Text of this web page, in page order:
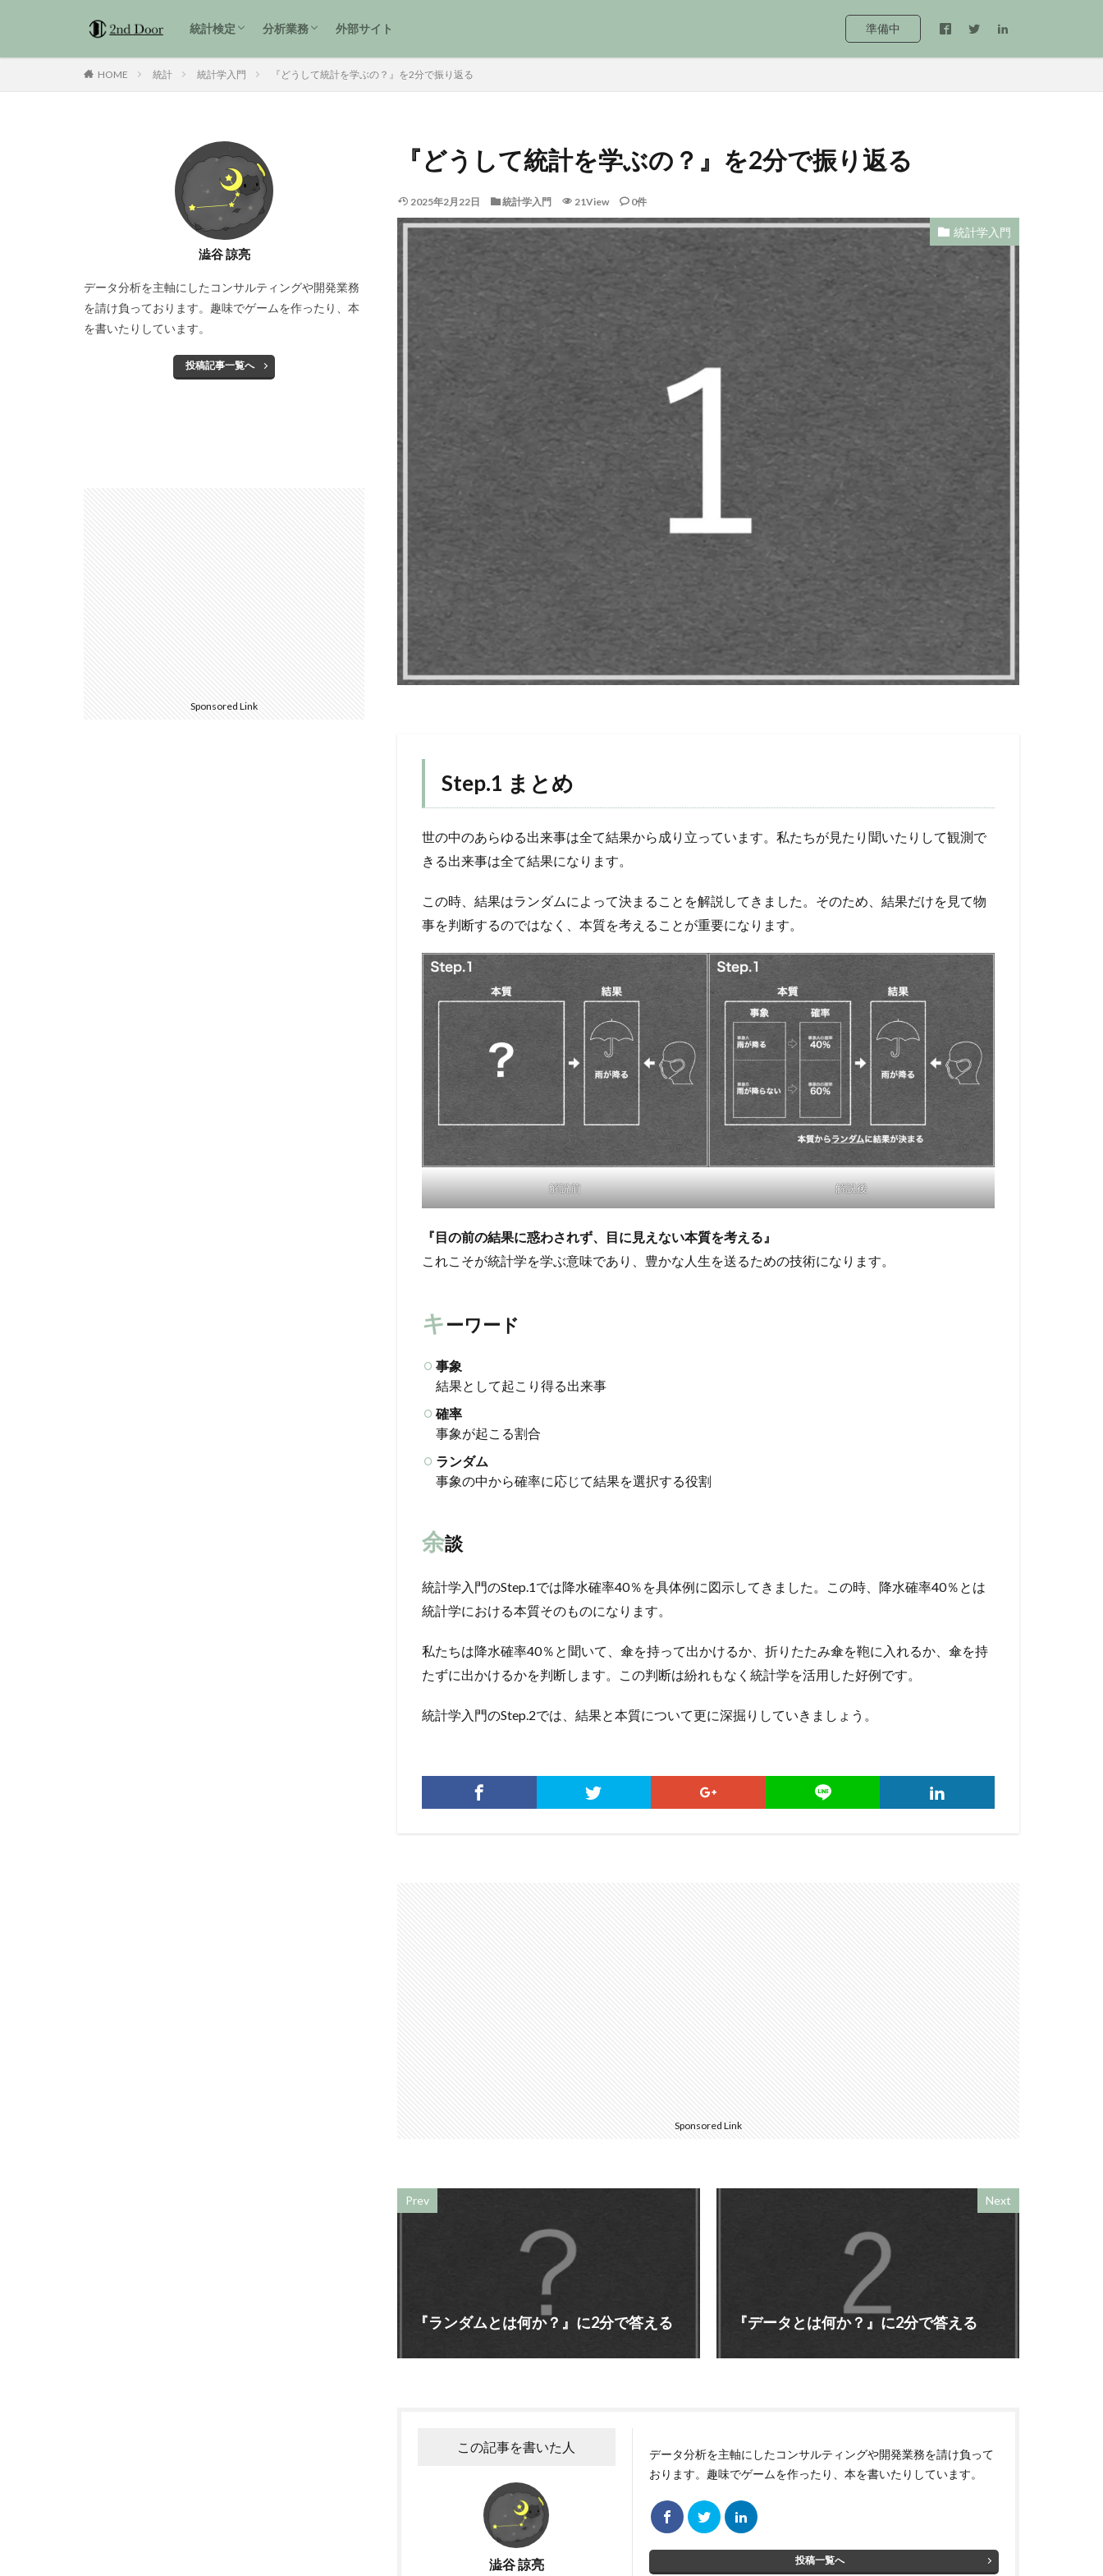
統計検定
1級解説
準1級解説
2級解説
統計検定3級 過去問解説
分析業務
tidyverse
外部サイト 準備中
HOME 統計 統計学入門 『どうして統計を学ぶの？』を2分で振り返る
『どうして統計を学ぶの？』を2分で振り返る
2025年2月22日 統計学入門 21View 0件
統計学入門
Step.1 まとめ
世の中のあらゆる出来事は全て結果から成り立っています。私たちが見たり聞いたりして観測で
きる出来事は全て結果になります。
この時、結果はランダムによって決まることを解説してきました。そのため、結果だけを見て物
事を判断するのではなく、本質を考えることが重要になります。
解説前 解説後
『目の前の結果に惑わされず、目に見えない本質を考える』
これこそが統計学を学ぶ意味であり、豊かな人生を送るための技術になります。
キーワード
事象
結果として起こり得る出来事
確率
事象が起こる割合
ランダム
事象の中から確率に応じて結果を選択する役割
余談
統計学入門のStep.1では降水確率40％を具体例に図示してきました。この時、降水確率40％とは
統計学における本質そのものになります。
私たちは降水確率40％と聞いて、傘を持って出かけるか、折りたたみ傘を鞄に入れるか、傘を持
たずに出かけるかを判断します。この判断は紛れもなく統計学を活用した好例です。
統計学入門のStep.2では、結果と本質について更に深掘りしていきましょう。
Sponsored Link
Prev
『ランダムとは何か？』に2分で答える
Next
『データとは何か？』に2分で答える
この記事を書いた人
澁谷 諒亮
データ分析を主軸にしたコンサルティングや開発業務を請け負って
おります。趣味でゲームを作ったり、本を書いたりしています。
投稿一覧へ
澁谷 諒亮
データ分析を主軸にしたコンサルティングや開発業務
を請け負っております。趣味でゲームを作ったり、本
を書いたりしています。
投稿記事一覧へ
Sponsored Link